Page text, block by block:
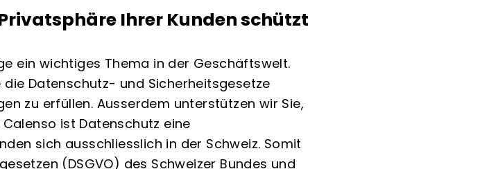
Ihrer Kunden schützt
ein wichtiges Thema in der Geschäftswelt.
Datenschutz- und Sicherheitsgesetze
zu erfüllen. Ausserdem unterstützen wir Sie,
Calenso ist Datenschutz eine
sich ausschliesslich in der Schweiz. Somit
(DSGVO) des Schweizer Bundes und